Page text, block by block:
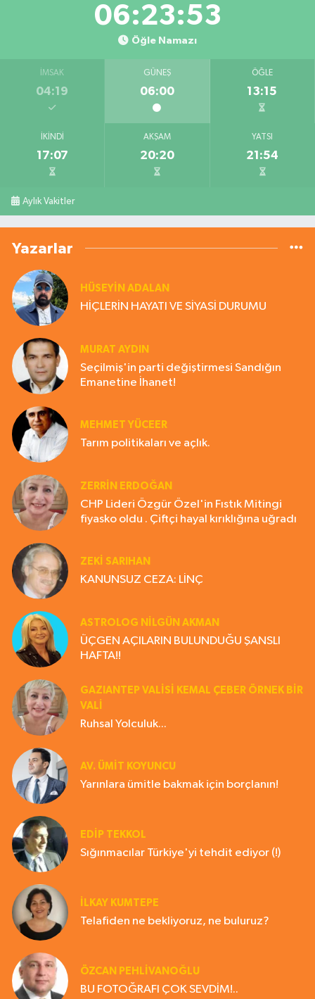
06:23:53
Öğle Namazı
İMSAK
04:19
GÜNEŞ
06:00
ÖĞLE
13:15
İKINDI
17:07
AKŞAM
20:20
YATSI
21:54
Aylık Vakitler
Yazarlar
HÜSEYIN ADALAN
HİÇLERİN HAYATI VE SİYASİ DURUMU
MURAT AYDIN
Seçilmiş'in parti değiştirmesi Sandığın
Emanetine İhanet!
MEHMET YÜCEER
Tarım politikaları ve açlık.
ZERRIN ERDOĞAN
CHP Lideri Özgür Özel'in Fıstık Mitingi
fiyasko oldu . Çiftçi hayal kırıklığına uğradı
ZEKI SARIHAN
KANUNSUZ CEZA: LİNÇ
ASTROLOG NILGÜN AKMAN
ÜÇGEN AÇILARIN BULUNDUĞU ŞANSLI
HAFTA!!
GAZIANTEP VALISI KEMAL ÇEBER ÖRNEK BİR
VALİ
Ruhsal Yolculuk...
AV. ÜMIT KOYUNCU
Yarınlara ümitle bakmak için borçlanın!
EDIP TEKKOL
Sığınmacılar Türkiye'yi tehdit ediyor (!)
İLKAY KUMTEPE
Telafiden ne bekliyoruz, ne buluruz?
ÖZCAN PEHLİVANOĞLU
BU FOTOĞRAFI ÇOK SEVDİM!..